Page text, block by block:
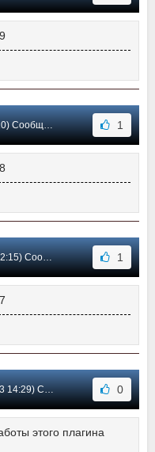
#8 1
#7 1
Сообщение #6 0
этого плагина